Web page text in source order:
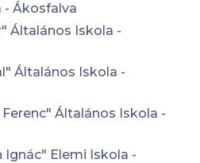
- Ákosfalva
Általános Iskola -
Általános Iskola -
Általános Iskola -
Elemi Iskola -